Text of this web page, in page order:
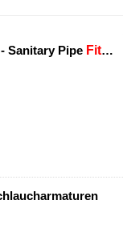
Sanitary Pipe Fittings